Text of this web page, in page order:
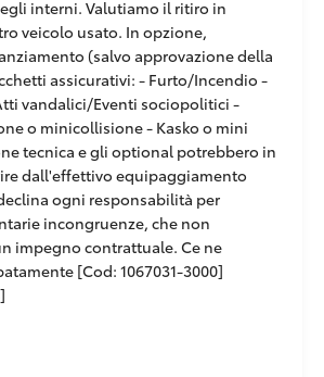
interni. Valutiamo il ritiro in
veicolo usato. In opzione,
(salvo approvazione della
assicurativi: - Furto/Incendio -
vandalici/Eventi sociopolitici -
o minicollisione - Kasko o mini
tecnica e gli optional potrebbero in
dall'effettivo equipaggiamento
ogni responsabilità per
incongruenze, che non
impegno contrattuale. Ce ne
[Cod: 1067031-3000]